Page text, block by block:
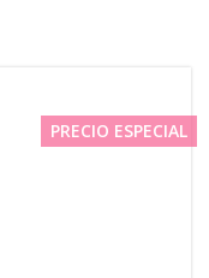
PRECIO ESPECIAL